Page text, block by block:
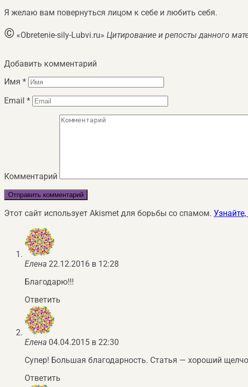
Я желаю вам повернуться лицом к себе и любить себя.
© «Obretenie-sily-Lubvi.ru» Цитирование и репосты данного
Добавить комментарий
Имя *
Email *
Комментарий
Этот сайт использует Akismet для борьбы со спамом.
Елена 22.12.2016 в 12:28
Благодарю!!!
Ответить
Елена 04.04.2015 в 22:30
Супер! Большая благодарность. Статья — хороший
Ответить